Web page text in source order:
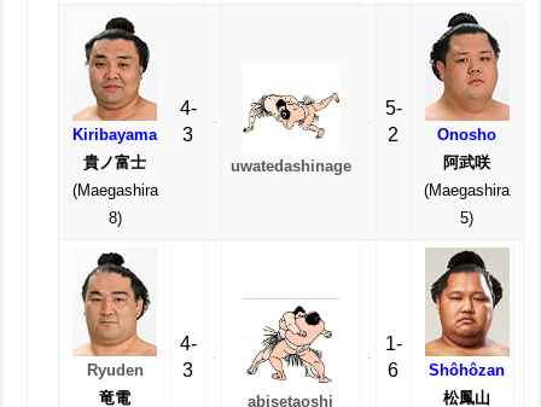
Kiribayama
貴ノ富士
(Maegashira
8)
4-
3
uwatedashinage
5-
2
Onosho
阿武咲
(Maegashira
5)
Ryuden
竜電
4-
3
abisetaoshi
1-
6
Shôhôzan
松鳳山